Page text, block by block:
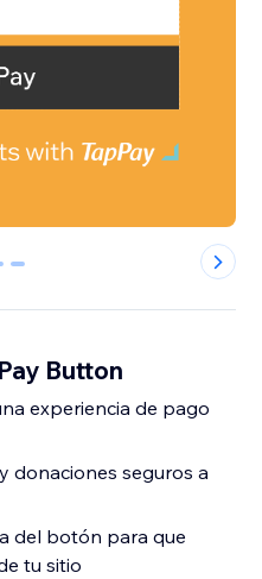
2
Button
experiencia de pago
donaciones seguros a
del botón para que
tu sitio